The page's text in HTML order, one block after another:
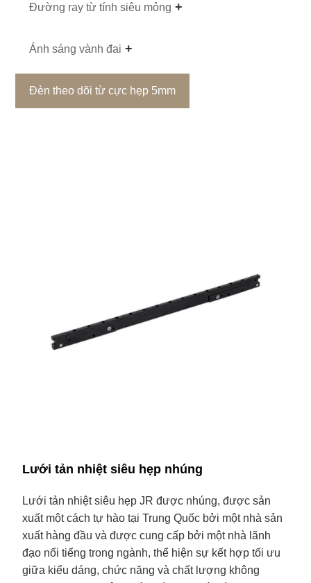
Đường ray từ tính siêu mỏng
Ánh sáng vành đai
Đèn theo dõi từ cực hẹp 5mm
Lưới tản nhiệt siêu hẹp nhúng
Lưới tản nhiệt siêu hẹp JR được nhúng, được sản
xuất một cách tự hào tại Trung Quốc bởi một nhà sản
xuất hàng đầu và được cung cấp bởi một nhà lãnh
đạo nổi tiếng trong ngành, thể hiện sự kết hợp tối ưu
giữa kiểu dáng, chức năng và chất lượng không